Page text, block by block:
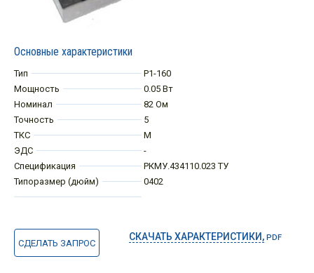
Основные характеристики
Тип
Р1-160
Мощность
0.05 Вт
Номинал
82 Ом
Точность
5
ТКС
М
ЭДС
-
Спецификация
РКМУ.434110.023 ТУ
Типоразмер (дюйм)
0402
СДЕЛАТЬ ЗАПРОС
СКАЧАТЬ ХАРАКТЕРИСТИКИ, PDF